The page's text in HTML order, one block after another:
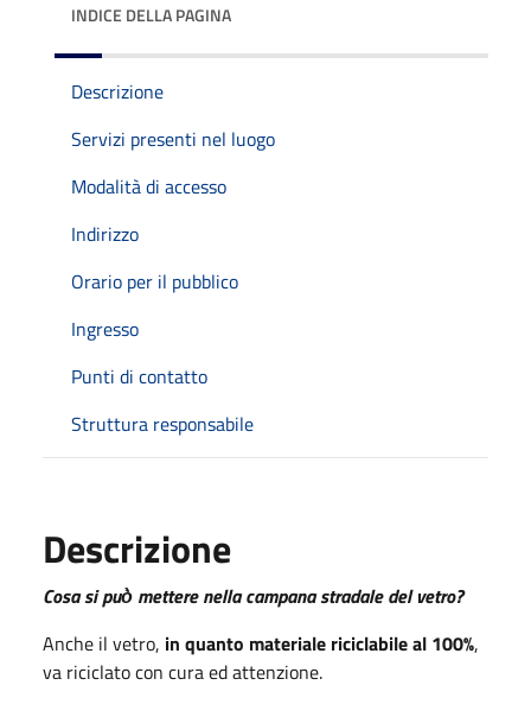
INDICE DELLA PAGINA
Descrizione
Servizi presenti nel luogo
Modalità di accesso
Indirizzo
Orario per il pubblico
Ingresso
Punti di contatto
Struttura responsabile
Descrizione
Cosa si può̀ mettere nella campana stradale del vetro?
Anche il vetro, in quanto materiale riciclabile al 100%,
va riciclato con cura ed attenzione.